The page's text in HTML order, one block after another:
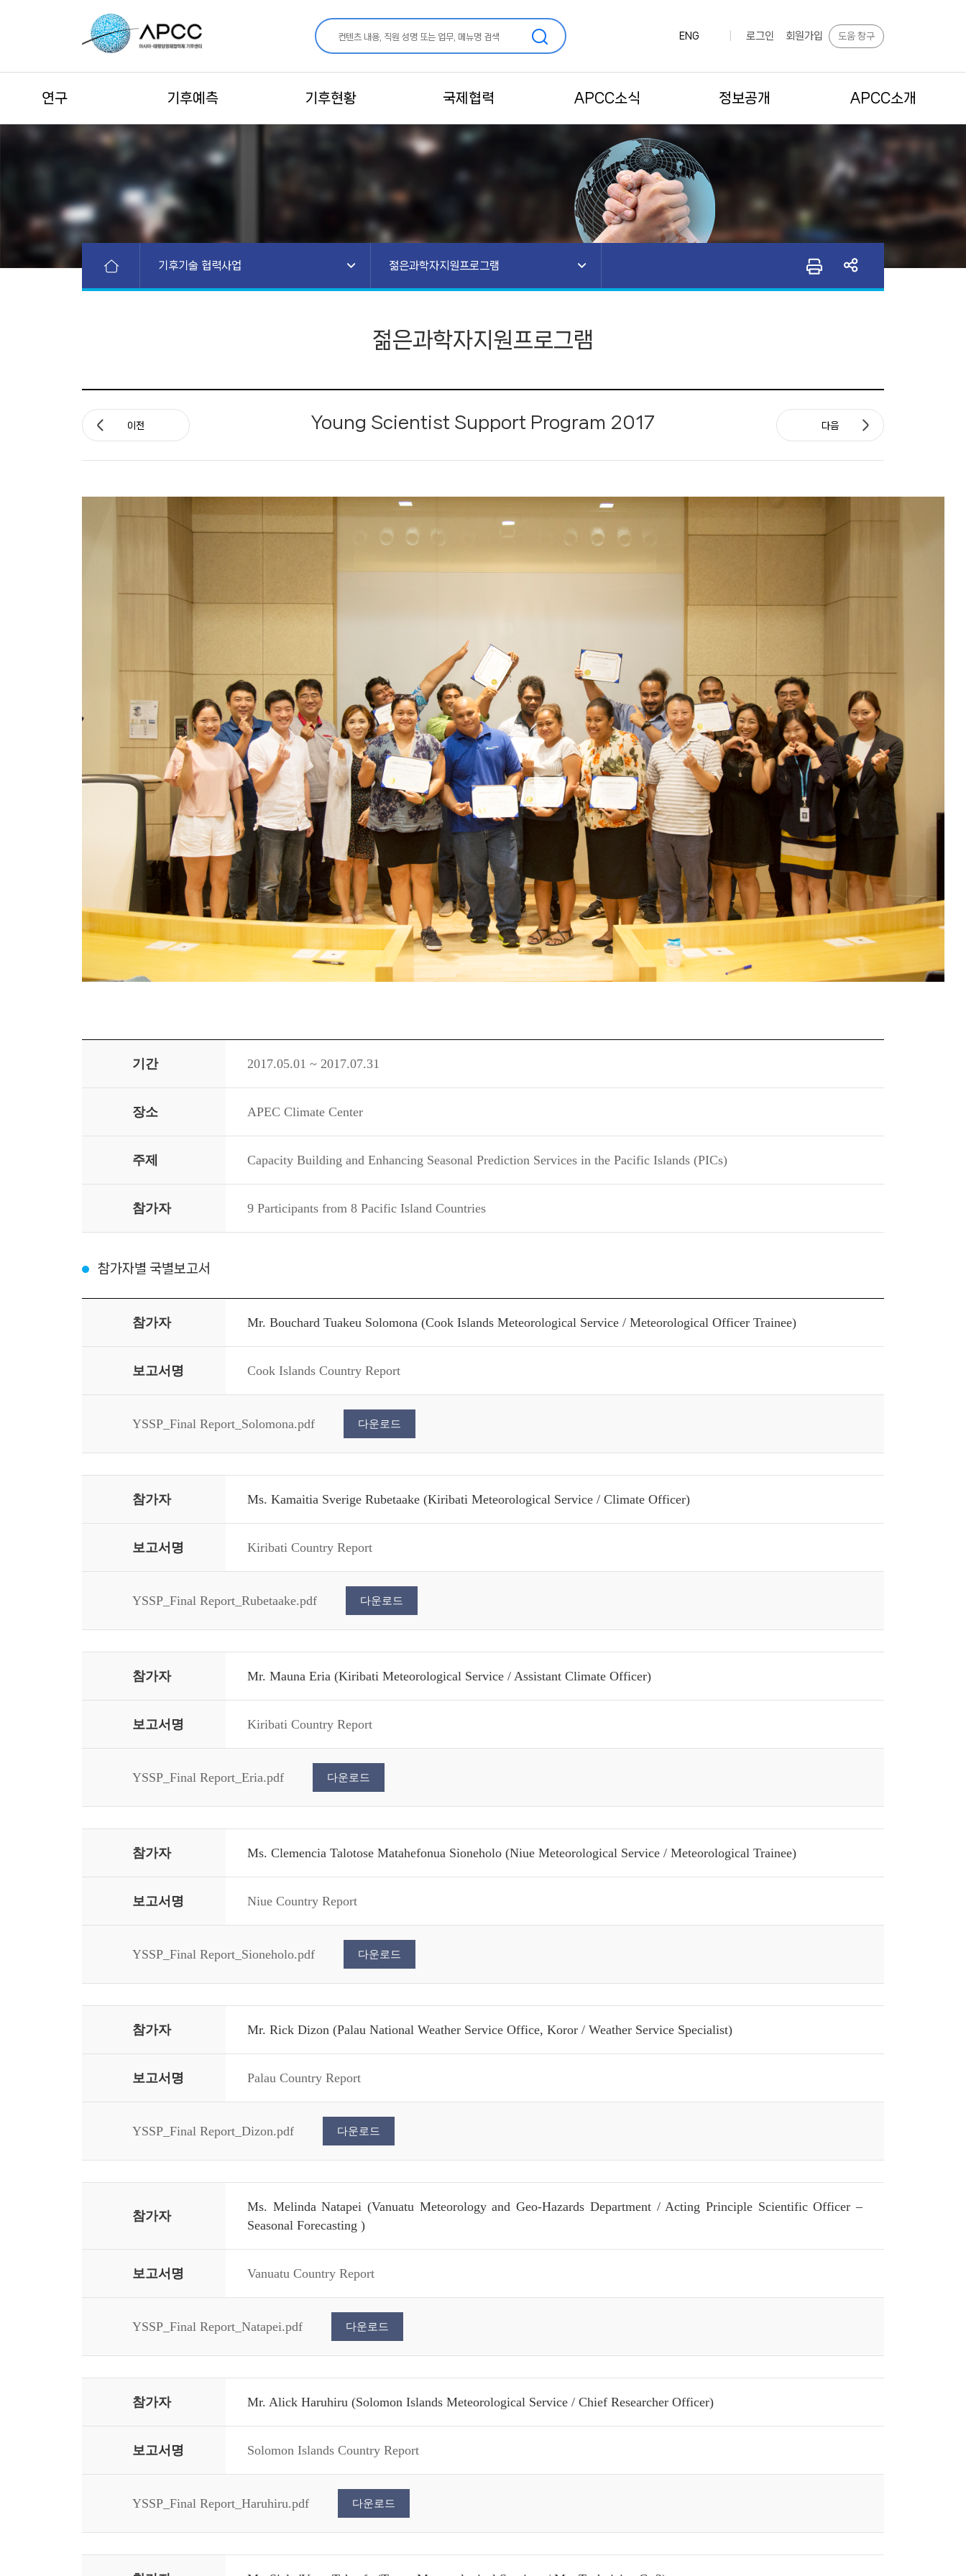
ENG 로그인 회원가입 도움 창구
연구 기후예측 기후현황 국제협력 APCC소식 정보공개 APCC소개
기후기술 협력사업
워크숍 및 세미나
기후기술 협력사업
국제협력 프로젝트
젊은과학자지원프로그램
기술교류 워크숍
젊은과학자지원프로그램
이전 Young Scientist Support Program 2017 다음
기간 2017.05.01 ~ 2017.07.31
장소 APEC Climate Center
주제 Capacity Building and Enhancing Seasonal Prediction Services in the Pacific Islands (PICs)
참가자 9 Participants from 8 Pacific Island Countries
참가자별 국별보고서
참가자 Mr. Bouchard Tuakeu Solomona (Cook Islands Meteorological Service / Meteorological Officer Trainee)
보고서명 Cook Islands Country Report
YSSP_Final Report_Solomona.pdf 다운로드
참가자 Ms. Kamaitia Sverige Rubetaake (Kiribati Meteorological Service / Climate Officer)
보고서명 Kiribati Country Report
YSSP_Final Report_Rubetaake.pdf 다운로드
참가자 Mr. Mauna Eria (Kiribati Meteorological Service / Assistant Climate Officer)
보고서명 Kiribati Country Report
YSSP_Final Report_Eria.pdf 다운로드
참가자 Ms. Clemencia Talotose Matahefonua Sioneholo (Niue Meteorological Service / Meteorological Trainee)
보고서명 Niue Country Report
YSSP_Final Report_Sioneholo.pdf 다운로드
참가자 Mr. Rick Dizon (Palau National Weather Service Office, Koror / Weather Service Specialist)
보고서명 Palau Country Report
YSSP_Final Report_Dizon.pdf 다운로드
참가자
Ms. Melinda Natapei (Vanuatu Meteorology and Geo-Hazards Department / Acting Principle Scientific Officer –
Seasonal Forecasting )
보고서명 Vanuatu Country Report
YSSP_Final Report_Natapei.pdf 다운로드
참가자 Mr. Alick Haruhiru (Solomon Islands Meteorological Service / Chief Researcher Officer)
보고서명 Solomon Islands Country Report
YSSP_Final Report_Haruhiru.pdf 다운로드